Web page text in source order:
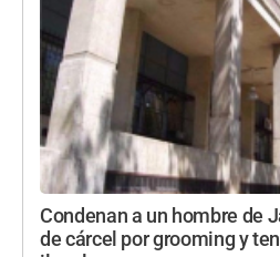
Condenan a un hombre de
de cárcel por grooming y